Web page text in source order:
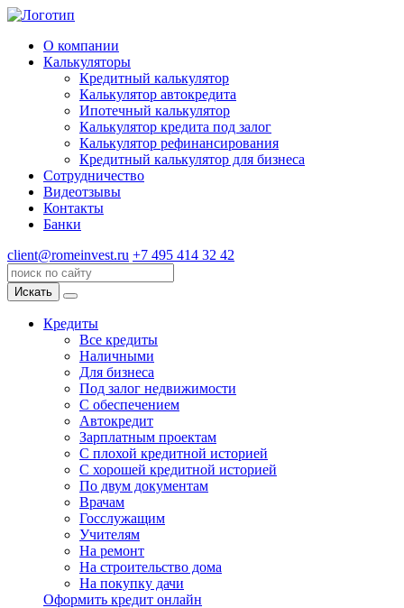
О компании
Калькуляторы
Кредитный калькулятор
Калькулятор автокредита
Ипотечный калькулятор
Калькулятор кредита под залог
Калькулятор рефинансирования
Кредитный калькулятор для бизнеса
Сотрудничество
Видеотзывы
Контакты
Банки
client@romeinvest.ru +7 495 414 32 42
Искать
Кредиты
Все кредиты
Наличными
Для бизнеса
Под залог недвижимости
С обеспечением
Автокредит
Зарплатным проектам
С плохой кредитной историей
С хорошей кредитной историей
По двум документам
Врачам
Госслужащим
Учителям
На ремонт
На строительство дома
На покупку дачи
Оформить кредит онлайн